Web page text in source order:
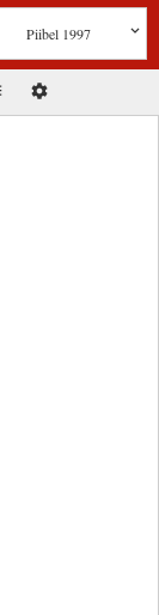
Piibel 1997